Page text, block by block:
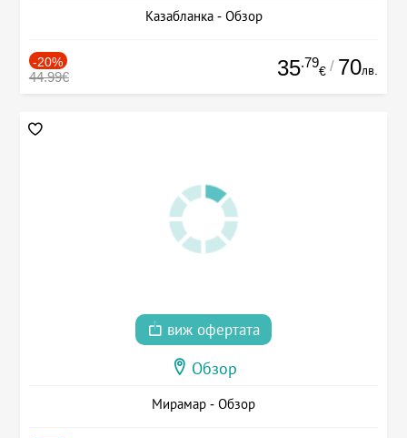
Казабланка - Обзор
-20%
44.99€ 35.79
€ / 70лв.
виж офертата
Обзор
Мирамар - Обзор